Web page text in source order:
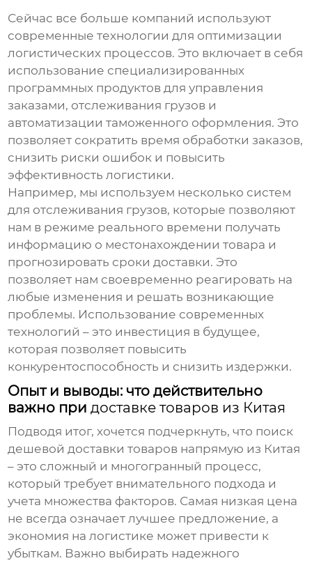
Сейчас все больше компаний используют
современные технологии для оптимизации
логистических процессов. Это включает в себя
использование специализированных
программных продуктов для управления
заказами, отслеживания грузов и
автоматизации таможенного оформления. Это
позволяет сократить время обработки заказов,
снизить риски ошибок и повысить
эффективность логистики.
Например, мы используем несколько систем
для отслеживания грузов, которые позволяют
нам в режиме реального времени получать
информацию о местонахождении товара и
прогнозировать сроки доставки. Это
позволяет нам своевременно реагировать на
любые изменения и решать возникающие
проблемы. Использование современных
технологий – это инвестиция в будущее,
которая позволяет повысить
конкурентоспособность и снизить издержки.
Опыт и выводы: что действительно
важно придоставке товаров из Китая
Подводя итог, хочется подчеркнуть, что поиск
дешевой доставки товаров напрямую из Китая
– это сложный и многогранный процесс,
который требует внимательного подхода и
учета множества факторов. Самая низкая цена
не всегда означает лучшее предложение, а
экономия на логистике может привести к
убыткам. Важно выбирать надежного